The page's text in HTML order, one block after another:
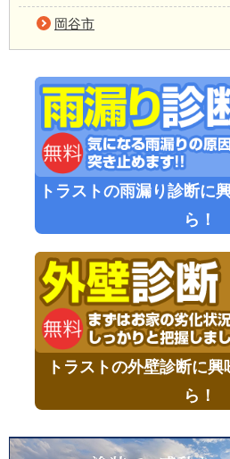
岡谷市
トラストの雨漏り診断に
ら！
トラストの外壁診断に
ら！